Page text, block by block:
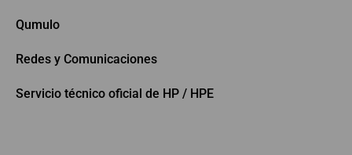
Qumulo
Redes y Comunicaciones
Servicio técnico oficial de HP / HPE